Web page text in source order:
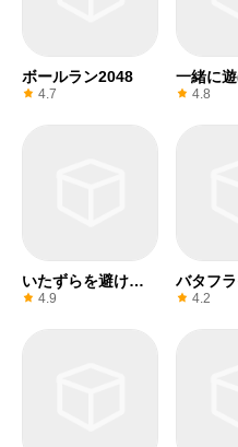
ボールラン2048
4.7
一緒に遊
4.8
いたずらを避け
ろ！
4.9
バタフ
4.2